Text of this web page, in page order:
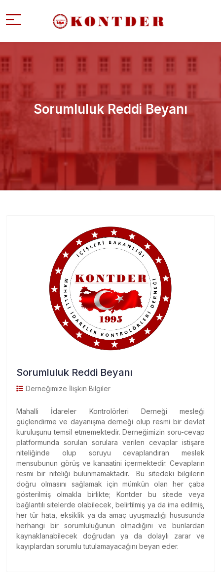
Sorumluluk Reddi Beyanı
Sorumluluk Reddi Beyanı
Derneğimize İlişkin Bilgiler
Mahalli İdareler Kontrolörleri Derneği mesleği
güçlendirme ve dayanışma derneği olup resmi bir devlet
kuruluşunu temsil etmemektedir. Derneğimizin soru-cevap
platformunda sorulan sorulara verilen cevaplar istişare
niteliğinde olup soruyu cevaplandıran meslek
mensubunun görüş ve kanaatini içermektedir. Cevapların
resmi bir niteliği bulunmamaktadır.
Bu sitedeki bilgilerin
doğru olmasını sağlamak için mümkün olan her çaba
gösterilmiş olmakla birlikte; Kontder bu sitede veya
bağlantılı sitelerde olabilecek, belirtilmiş ya da ima edilmiş,
her tür hata, eksiklik ya da amaç uyuşmazlığı hususunda
herhangi bir sorumluluğunun olmadığını ve bunlardan
kaynaklanabilecek doğrudan ya da dolaylı zarar ve
kayıplardan sorumlu tutulamayacağını beyan eder.